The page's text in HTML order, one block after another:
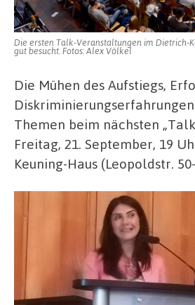
Die ersten Talk-Veranstaltungen im Dietrich-
gut besucht. Fotos: Alex Völkel
Die Mühen des Aufstiegs,
Themen beim nächsten
Freitag, 21. September, 19
Keuning-Haus (Leopoldstr.